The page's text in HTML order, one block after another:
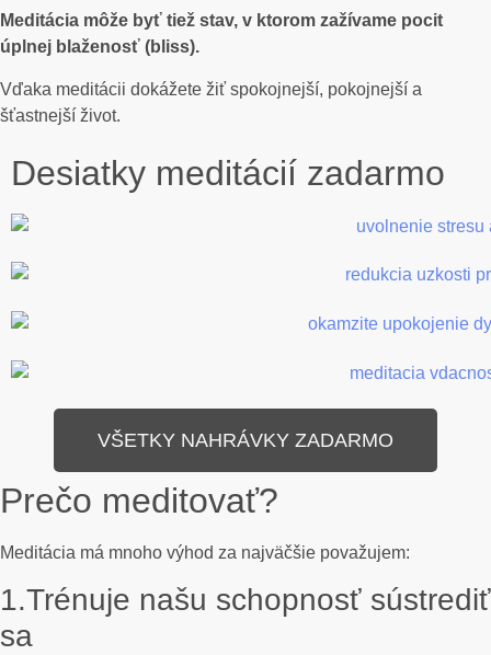
Meditácia môže byť tiež stav, v ktorom zažívame pocit
úplnej blaženosť (bliss).
Vďaka meditácii dokážete žiť spokojnejší, pokojnejší a
šťastnejší život.
Desiatky meditácií zadarmo
VŠETKY NAHRÁVKY ZADARMO
Prečo meditovať?
Meditácia má mnoho výhod za najväčšie považujem:
1.Trénuje našu schopnosť sústrediť
sa